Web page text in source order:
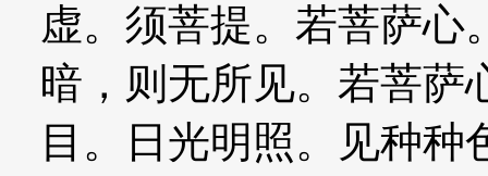
虚。须菩提。若菩萨心
暗，则无所见。若菩萨
目。日光明照。见种